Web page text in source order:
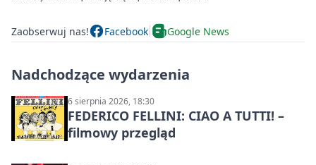
Zaobserwuj nas! Facebook Google News
Nadchodzące wydarzenia
6 sierpnia 2026, 18:30
FEDERICO FELLINI: CIAO A TUTTI! –
filmowy przegląd